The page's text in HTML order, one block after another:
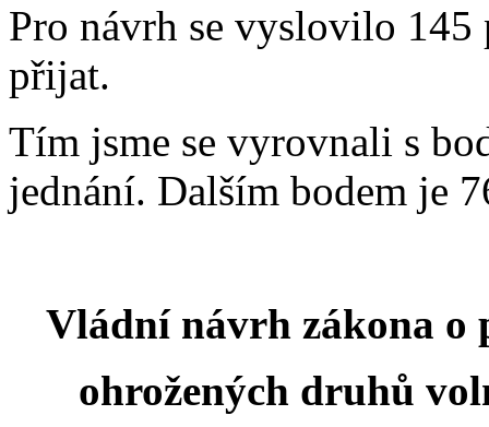
Pro návrh se vyslovilo
přijat.
Tím jsme se vyrovnali s
jednání. Dalším bodem je
Vládní návrh zákona o
ohrožených druhů